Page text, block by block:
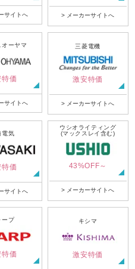
サイトへ > メーカーサイトへ
オーヤマ
特価
サイトへ
三菱電機
激安特価
> メーカーサイトへ
電気
特価
サイトへ
ウシオライティング
(マックスレイ含む)
43%OFF～
> メーカーサイトへ
ープ
特価
キシマ
激安特価